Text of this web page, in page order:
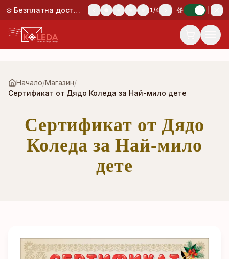
Към основното съдържание
❄️ Безплатна доставка при поръчка над 50,00 €! 1/4
Начало/Магазин/
Сертификат от Дядо Коледа за Най-мило дете
Сертификат от Дядо
Коледа за Най-мило
дете